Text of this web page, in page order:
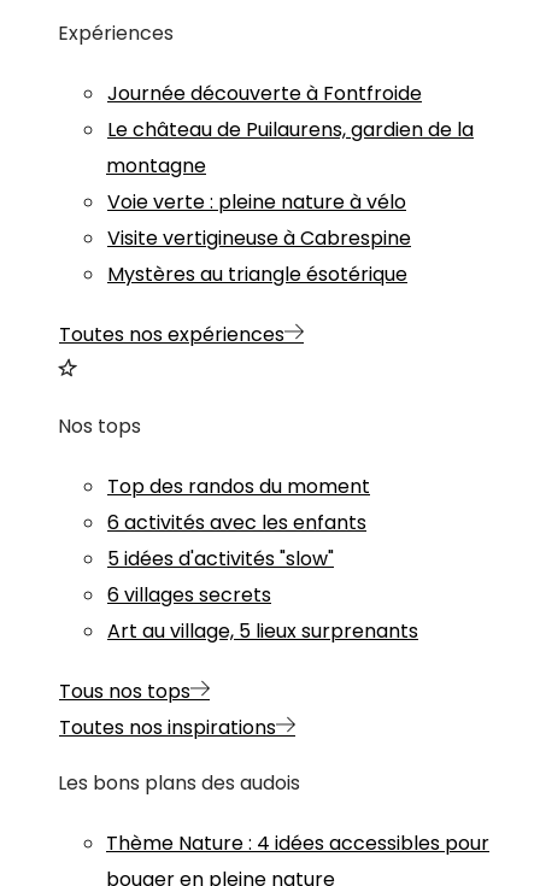
Expériences
Journée découverte à Fontfroide
Le château de Puilaurens, gardien de la
montagne
Voie verte : pleine nature à vélo
Visite vertigineuse à Cabrespine
Mystères au triangle ésotérique
Toutes nos expériences
Nos tops
Top des randos du moment
6 activités avec les enfants
5 idées d'activités "slow"
6 villages secrets
Art au village, 5 lieux surprenants
Tous nos tops
Toutes nos inspirations
Les bons plans des audois
Thème Nature: 4 idées accessibles pour
bouger en pleine nature